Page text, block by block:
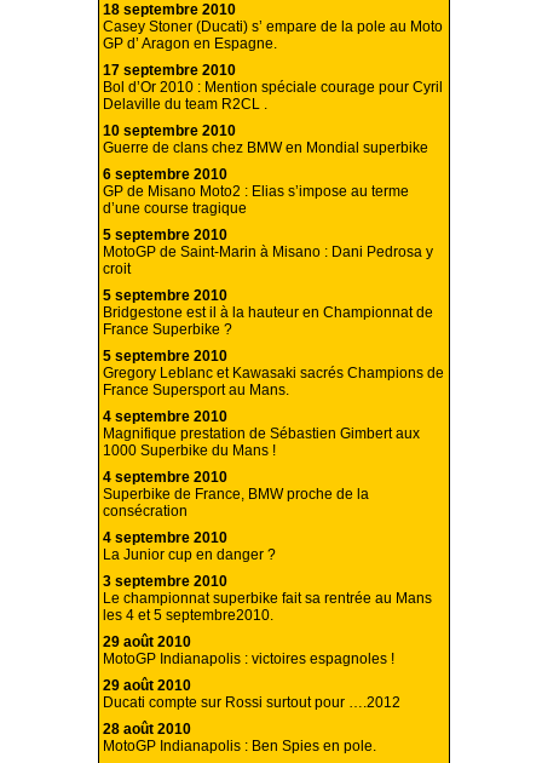
18 septembre 2010
Casey Stoner (Ducati) s’ empare de la pole au Moto
GP d’ Aragon en Espagne.
17 septembre 2010
Bol d’Or 2010 : Mention spéciale courage pour Cyril
Delaville du team R2CL .
10 septembre 2010
Guerre de clans chez BMW en Mondial superbike
6 septembre 2010
GP de Misano Moto2 : Elias s’impose au terme
d’une course tragique
5 septembre 2010
MotoGP de Saint-Marin à Misano : Dani Pedrosa y
croit
5 septembre 2010
Bridgestone est il à la hauteur en Championnat de
France Superbike ?
5 septembre 2010
Gregory Leblanc et Kawasaki sacrés Champions de
France Supersport au Mans.
4 septembre 2010
Magnifique prestation de Sébastien Gimbert aux
1000 Superbike du Mans !
4 septembre 2010
Superbike de France, BMW proche de la
consécration
4 septembre 2010
La Junior cup en danger ?
3 septembre 2010
Le championnat superbike fait sa rentrée au Mans
les 4 et 5 septembre2010.
29 août 2010
MotoGP Indianapolis : victoires espagnoles !
29 août 2010
Ducati compte sur Rossi surtout pour ….2012
28 août 2010
MotoGP Indianapolis : Ben Spies en pole.